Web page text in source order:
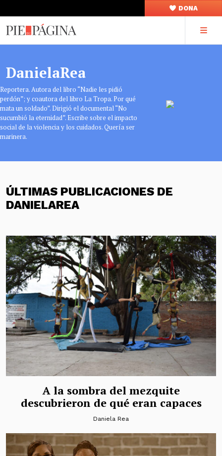
DONA
DanielaRea
Reportera. Autora del libro “Nadie les pidió
perdón”; y coautora del libro La Tropa. Por qué
mata un soldado”. Dirigió el documental “No
sucumbió la eternidad”. Escribe sobre el impacto
social de la violencia y los cuidados. Quería ser
marinera.
ÚLTIMAS PUBLICACIONES DE
DANIELAREA
A la sombra del mezquite
descubrieron de qué eran capaces
Daniela Rea